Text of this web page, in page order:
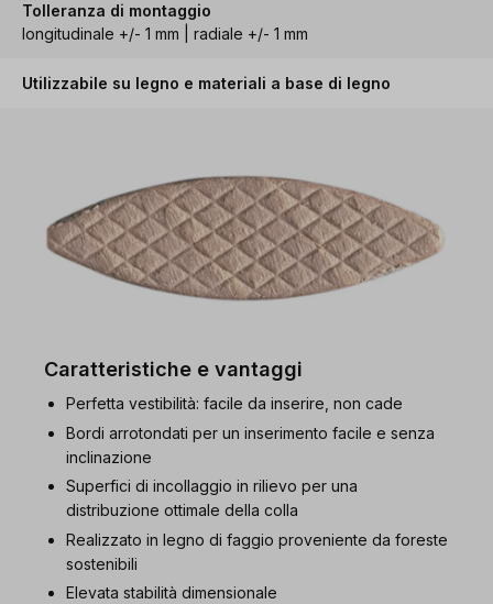
Tolleranza di montaggio
longitudinale +/- 1 mm | radiale +/- 1 mm
Utilizzabile su legno e materiali a base di legno
Caratteristiche e vantaggi
Perfetta vestibilità: facile da inserire, non cade
Bordi arrotondati per un inserimento facile e senza
inclinazione
Superfici di incollaggio in rilievo per una
distribuzione ottimale della colla
Realizzato in legno di faggio proveniente da foreste
sostenibili
Elevata stabilità dimensionale